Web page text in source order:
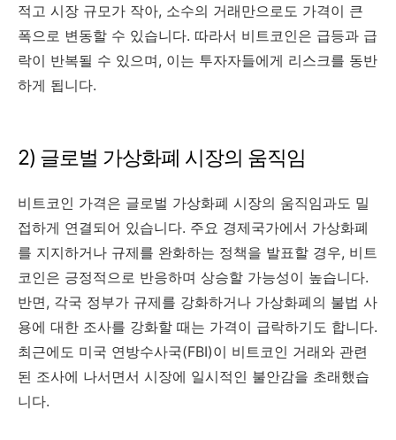
적고 시장 규모가 작아, 소수의 거래만으로도 가격이 큰
폭으로 변동할 수 있습니다. 따라서 비트코인은 급등과 급
락이 반복될 수 있으며, 이는 투자자들에게 리스크를 동반
하게 됩니다.
2) 글로벌 가상화폐 시장의 움직임
비트코인 가격은 글로벌 가상화폐 시장의 움직임과도 밀
접하게 연결되어 있습니다. 주요 경제국가에서 가상화폐
를 지지하거나 규제를 완화하는 정책을 발표할 경우, 비트
코인은 긍정적으로 반응하며 상승할 가능성이 높습니다.
반면, 각국 정부가 규제를 강화하거나 가상화폐의 불법 사
용에 대한 조사를 강화할 때는 가격이 급락하기도 합니다.
최근에도 미국 연방수사국(FBI)이 비트코인 거래와 관련
된 조사에 나서면서 시장에 일시적인 불안감을 초래했습
니다.